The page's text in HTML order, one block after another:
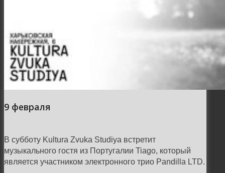
9 февраля
В субботу Kultura Zvuka Studiya встретит
музыкального гостя из Португалии Tiago, который
является участником электронного трио Pandilla LTD.